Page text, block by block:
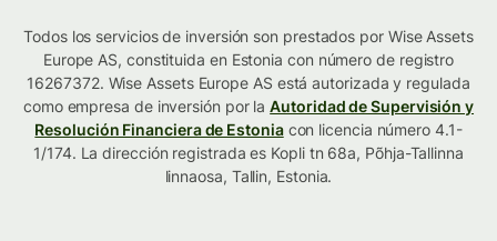
Todos los servicios de inversión son prestados por Wise Assets
Europe AS, constituida en Estonia con número de registro
16267372. Wise Assets Europe AS está autorizada y regulada
como empresa de inversión por laAutoridad de Supervisión y
Resolución Financiera de Estoniacon licencia número 4.1-
1/174. La dirección registrada es Kopli tn 68a, Põhja-Tallinna
linnaosa, Tallin, Estonia.